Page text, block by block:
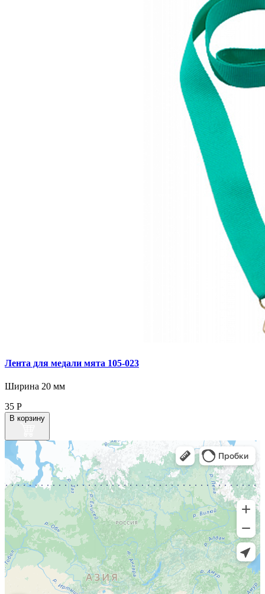
Лента для медали мята 105‑023
Ширина 20 мм
35 Р
В корзину